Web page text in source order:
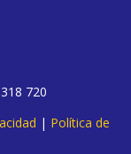
720
| Política de